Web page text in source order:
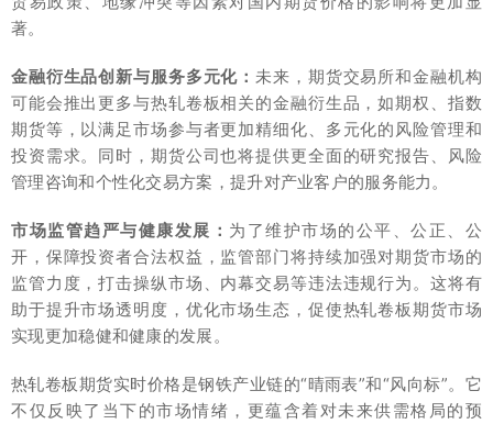
著。
金融衍生品创新与服务多元化：未来，期货交易所和金融机构
可能会推出更多与热轧卷板相关的金融衍生品，如期权、指数
期货等，以满足市场参与者更加精细化、多元化的风险管理和
投资需求。同时，期货公司也将提供更全面的研究报告、风险
管理咨询和个性化交易方案，提升对产业客户的服务能力。
市场监管趋严与健康发展： 为了维护市场的公平、公正、公
开，保障投资者合法权益，监管部门将持续加强对期货市场的
监管力度，打击操纵市场、内幕交易等违法违规行为。这将有
助于提升市场透明度，优化市场生态，促使热轧卷板期货市场
实现更加稳健和健康的发展。
热轧卷板期货实时价格是钢铁产业链的“晴雨表”和“风向标”。它
不仅反映了当下的市场情绪，更蕴含着对未来供需格局的预